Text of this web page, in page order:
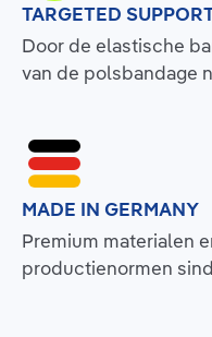
TARGETED
Door de elastische
van de polsbandage
MADE IN GERMANY
Premium materialen
productienormen